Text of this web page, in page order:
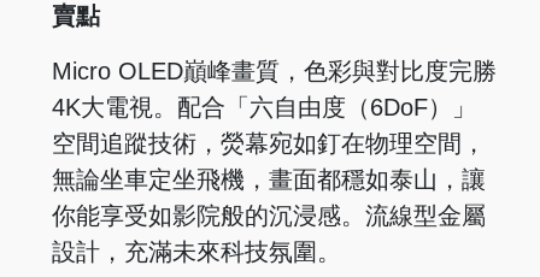
賣點
Micro OLED巔峰畫質，色彩與對比度完勝
4K大電視。配合「六自由度（6DoF）」
空間追蹤技術，熒幕宛如釘在物理空間，
無論坐車定坐飛機，畫面都穩如泰山，讓
你能享受如影院般的沉浸感。流線型金屬
設計，充滿未來科技氛圍。